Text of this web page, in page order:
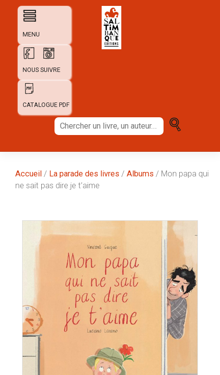
MENU
NOUS SUIVRE
CATALOGUE PDF
Chercher
un
auteur...
Accueil / La parade des livres /Albums / Mon papa qui
ne sait pas dire je t’aime